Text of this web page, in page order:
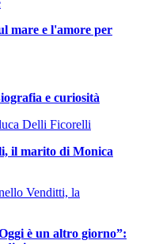
mare e l'amore per
e curiosità
il marito di Monica
è un altro giorno”: